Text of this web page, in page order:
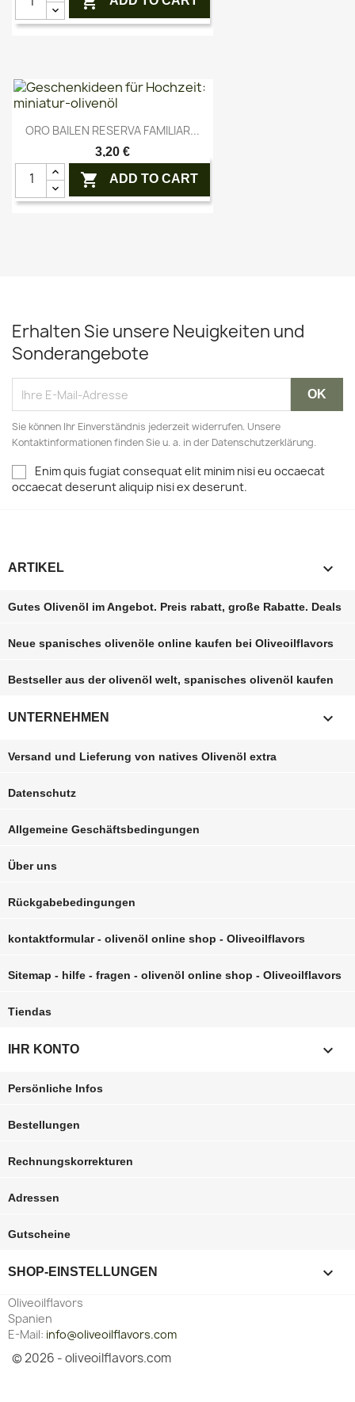
 Vorschau
ORO BAILEN RESERVA FAMILIAR...
3,20 €
 ADD TO CART
Erhalten Sie unsere Neuigkeiten und
Sonderangebote
Sie können Ihr Einverständnis jederzeit widerrufen. Unsere
Kontaktinformationen finden Sie u. a. in der Datenschutzerklärung.
Enim quis fugiat consequat elit minim nisi eu occaecat
occaecat deserunt aliquip nisi ex deserunt.
ARTIKEL 
Gutes Olivenöl im Angebot. Preis rabatt, große Rabatte‎. Deals
Neue spanisches olivenöle online kaufen bei Oliveoilflavors
Bestseller aus der olivenöl welt, spanisches olivenöl kaufen
UNTERNEHMEN 
Versand und Lieferung von natives Olivenöl extra
Datenschutz
Allgemeine Geschäftsbedingungen
Über uns
Rückgabebedingungen
kontaktformular - olivenöl online shop - Oliveoilflavors
Sitemap - hilfe - fragen - olivenöl online shop - Oliveoilflavors
Tiendas
IHR KONTO 
Persönliche Infos
Bestellungen
Rechnungskorrekturen
Adressen
Gutscheine
SHOP-EINSTELLUNGEN keyboard_arrow_down
Oliveoilflavors
Spanien
E-Mail: info@oliveoilflavors.com
© 2026 - oliveoilflavors.com